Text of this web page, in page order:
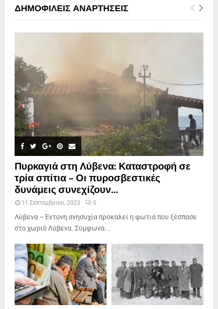
ΔΗΜΟΦΙΛΕΊΣ ΑΝΑΡΤΉΣΕΙΣ
Πυρκαγιά στη Λύβενα: Καταστροφή σε
τρία σπίτια – Οι πυροσβεστικές
δυνάμεις συνεχίζουν...
11 Σεπτεμβρίου, 2023 0
Λύβενα – Έντονη ανησυχία προκαλεί η φωτιά που ξέσπασε
στο χωριό Λύβενα. Σύμφωνα...